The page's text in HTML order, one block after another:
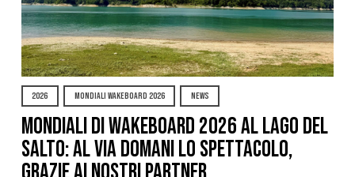
2026 MONDIALI WAKEBOARD 2026 NEWS
Mondiali di Wakeboard 2026 al Lago del
Salto: al via domani lo spettacolo,